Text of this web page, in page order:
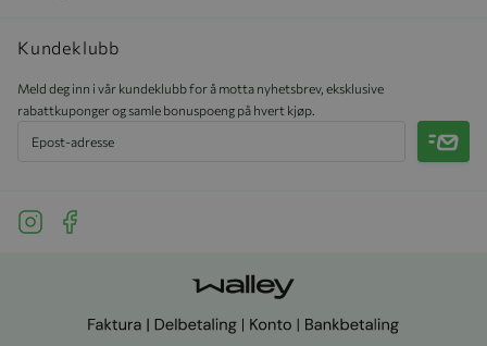
Kundeklubb
Meld deg inn i vår kundeklubb for å motta nyhetsbrev, eksklusive
rabattkuponger og samle bonuspoeng på hvert kjøp.
Meld
See our Instagram
See our Facebook